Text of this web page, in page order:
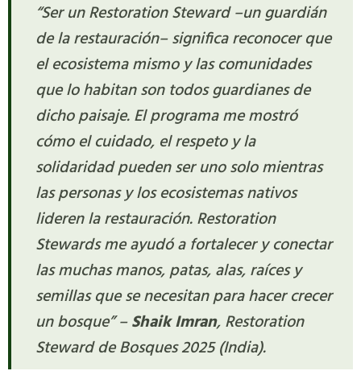
“Ser un Restoration Steward –un guardián
de la restauración– significa reconocer que
el ecosistema mismo y las comunidades
que lo habitan son todos guardianes de
dicho paisaje. El programa me mostró
cómo el cuidado, el respeto y la
solidaridad pueden ser uno solo mientras
las personas y los ecosistemas nativos
lideren la restauración. Restoration
Stewards me ayudó a fortalecer y conectar
las muchas manos, patas, alas, raíces y
semillas que se necesitan para hacer crecer
un bosque” –Shaik Imran, Restoration
Steward de Bosques 2025 (India).